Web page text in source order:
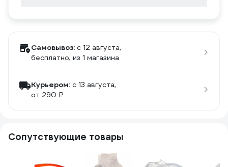
Самовывоз: c 12 августа,
бесплатно, из 1 магазина
Курьером: c 13 августа,
от 290 ₽
Сопутствующие товары